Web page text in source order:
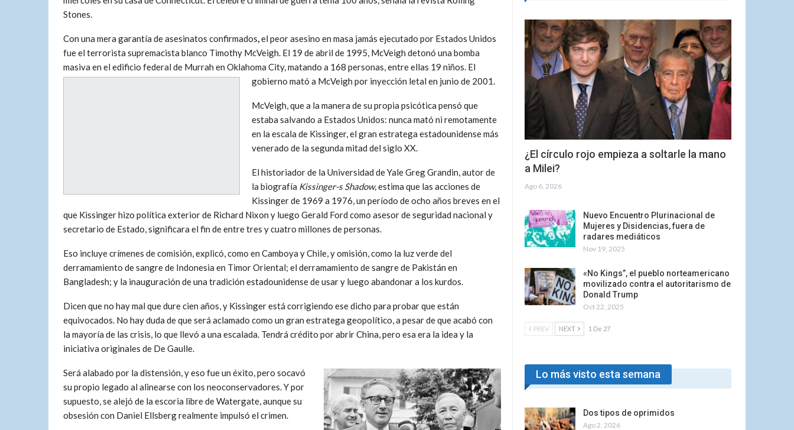
Stones.
Con una mera garantía de asesinatos confirmados,el peor asesino en masa jamás ejecutado por Estados Unidos
fue el terrorista supremacista blanco Timothy McVeigh. El 19 de abril de 1995, McVeigh detonó una bomba
masiva en el edificio federal de Murrah en Oklahoma City, matando a 168 personas, entre ellas 19 niños. El
gobierno mató a McVeigh por inyección letal en junio de 2001.
McVeigh, que a la manera de su propia psicótica pensó que
estaba salvando a Estados Unidos: nunca mató ni remotamente
en la escala de Kissinger, el gran estratega estadounidense más
venerado de la segunda mitad del siglo XX.
El historiador de la Universidad de Yale Greg Grandin, autor de
la biografía Kissinger-s Shadow,estima que las acciones de
Kissinger de 1969 a 1976, un período de ocho años breves en el
que Kissinger hizo política exterior de Richard Nixon y luego Gerald Ford como asesor de seguridad nacional y
secretario de Estado, significara el fin de entre tres y cuatro millones de personas.
Eso incluye crímenes de comisión, explicó, como en Camboya y Chile, y omisión, como la luz verde del
derramamiento de sangre de Indonesia en Timor Oriental; el derramamiento de sangre de Pakistán en
Bangladesh; y la inauguración de una tradición estadounidense de usar y luego abandonar a los kurdos.
Dicen que no hay mal que dure cien años, y Kissinger está corrigiendo ese dicho para probar que están
equivocados. No hay duda de que será aclamado como un gran estratega geopolítico, a pesar de que acabó con
la mayoría de las crisis, lo que llevó a una escalada. Tendrá crédito por abrir China, pero esa era la idea y la
iniciativa originales de De Gaulle.
Será alabado por la distensión, y eso fue un éxito, pero socavó
su propio legado al alinearse con los neoconservadores. Y por
supuesto, se alejó de la escoria libre de Watergate, aunque su
obsesión con Daniel Ellsberg realmente impulsó el crimen.
¿El círculo rojo empieza a soltarle la mano
a Milei?
Ago 6, 2026
Nuevo Encuentro Plurinacional de
Mujeres y Disidencias, fuera de
radares mediáticos
Nov 19, 2025
«No Kings”, el pueblo norteamericano
movilizado contra el autoritarismo de
Donald Trump
Oct 22, 2025
PREV NEXT 1 De 27
Lo más visto esta semana
Dos tipos de oprimidos
Ago 2, 2026